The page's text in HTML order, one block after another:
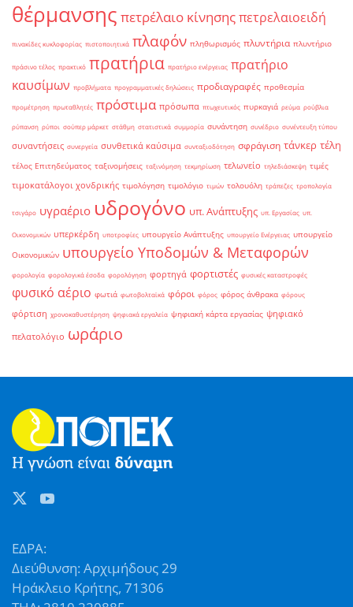
θέρμανσης πετρέλαιο κίνησηςπετρελαιοειδή
πινακίδες κυκλοφορίας πιστοποιητικά πλαφόν πληθωρισμός πλυντήρια πλυντήριο
πράσινο τέλος πρακτικό πρατήρια πρατήριο ενέργειας πρατήριο
καυσίμων προβλήματα προγραμματικές δηλώσεις προδιαγραφές προθεσμία
προμέτρηση πρωταθλητές πρόστιμα πρόσωπα πτωχευτικός πυρκαγιά ρεύμα ρούβλια
ρύπανση ρύποι σούπερ μάρκετ στάθμη στατιστικά συμμορία συνάντηση συνέδριο συνέντευξη τύπου
συναντήσεις συνεργεία συνθετικά καύσιμα συνταξιοδότηση σφράγιση τάνκερ τέλη
τέλος Επιτηδεύματος ταξινομήσεις ταξινόμηση τεκμηρίωση τελωνείο τηλεδιάσκεψη τιμές
τιμοκατάλογοι χονδρικής τιμολόγηση τιμολόγιο τιμών τολουόλη τράπεζες τροπολογία
τσιγάρο υγραέριο υδρογόνο υπ. Ανάπτυξης υπ. Εργασίας υπ.
Οικονομικών υπερκέρδη υποτροφίες υπουργείο Ανάπτυξης υπουργείο Ενέργειας υπουργείο
Οικονομικών υπουργείο Υποδομών & Μεταφορών
φορολογία φορολογικά έσοδα φορολόγηση φορτηγά φορτιστές φυσικές καταστροφές
φυσικό αέριο φωτιά φωτοβολταϊκά φόροι φόρος φόρος άνθρακα φόρους
φόρτιση χρονοκαθυστέρηση ψηφιακά εργαλεία ψηφιακή κάρτα εργασίας ψηφιακό
πελατολόγιο ωράριο
ΕΔΡΑ:
Διεύθυνση: Αρχιμήδους 29
Ηράκλειο Κρήτης, 71306